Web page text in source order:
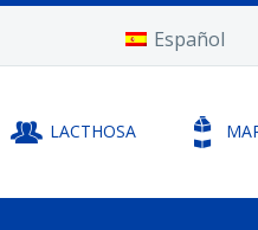
Español
LACTHOSA